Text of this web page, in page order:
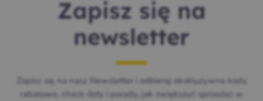
Zapisz się na
newsletter
Zapisz się na nasz Newsletter i odbieraj ekskluzywne kody
rabatowe, check-listy i porady, jak zwiększyć sprzedaż w